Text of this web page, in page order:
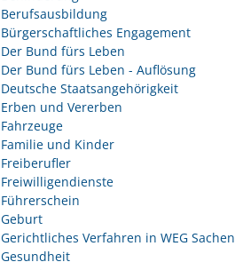
Berufsausbildung
Bürgerschaftliches Engagement
Der Bund fürs Leben
Der Bund fürs Leben - Auflösung
Deutsche Staatsangehörigkeit
Erben und Vererben
Fahrzeuge
Familie und Kinder
Freiberufler
Freiwilligendienste
Führerschein
Geburt
Gerichtliches Verfahren in WEG Sachen
Gesundheit